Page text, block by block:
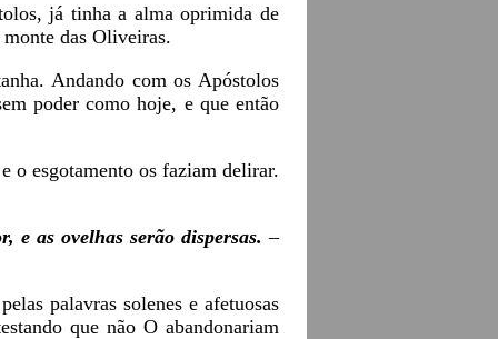
já tinha a alma oprimida de
das Oliveiras.
Andando com os Apóstolos
poder como hoje, e que então
o esgotamento os faziam delirar.
e as ovelhas serão dispersas. –
palavras solenes e afetuosas
que não O abandonariam